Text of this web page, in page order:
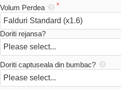
Volum Perdea
Doriti rejansa?
Doriti captuseala din bumbac?